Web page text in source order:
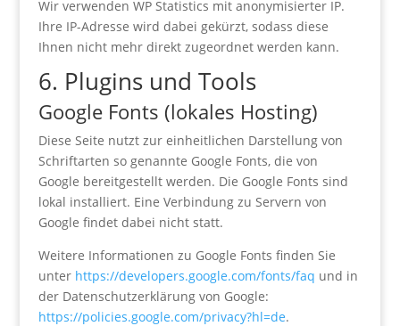
Wir verwenden WP Statistics mit anonymisierter IP.
Ihre IP-Adresse wird dabei gekürzt, sodass diese
Ihnen nicht mehr direkt zugeordnet werden kann.
6. Plugins und Tools
Google Fonts (lokales Hosting)
Diese Seite nutzt zur einheitlichen Darstellung von
Schriftarten so genannte Google Fonts, die von
Google bereitgestellt werden. Die Google Fonts sind
lokal installiert. Eine Verbindung zu Servern von
Google findet dabei nicht statt.
Weitere Informationen zu Google Fonts finden Sie
unter https://developers.google.com/fonts/faq und in
der Datenschutzerklärung von Google:
https://policies.google.com/privacy?hl=de.